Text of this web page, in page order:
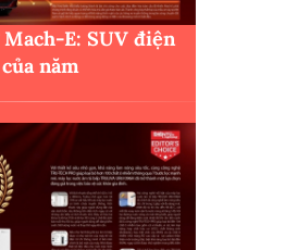
E: SUV điện
năm